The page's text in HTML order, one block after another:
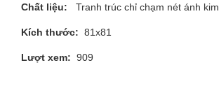
Chất liệu: Tranh trúc chỉ chạm nét ánh kim
Kích thước: 81x81
Lượt xem: 909